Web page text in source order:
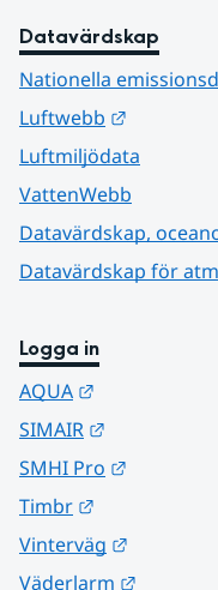
Datavärdskap
Nationella
Luftwebb
Luftmiljödata
VattenWebb
Datavärdskap,
Datavärdskap för
Logga in
AQUA
SIMAIR
SMHI Pro
Timbr
Vinterväg
Väderlarm